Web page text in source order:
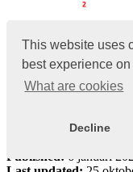
This website uses
best experience
What are cookies
Decline
Published: 6 januari